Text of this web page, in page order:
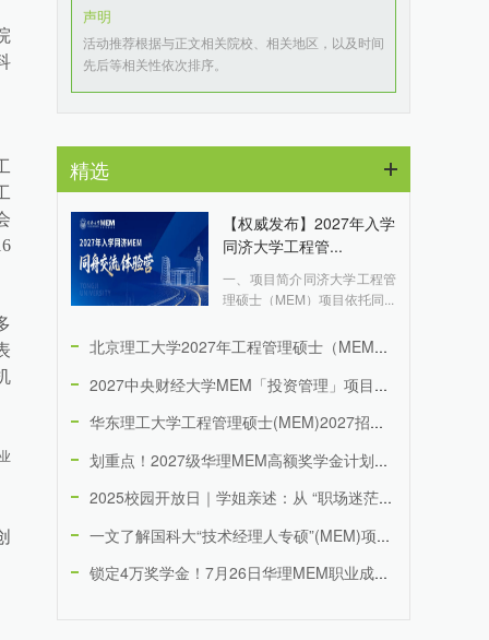
声明
活动推荐根据与正文相关院校、相关地区，以及时间
先后等相关性依次排序。
精选
【权威发布】2027年入学
同济大学工程管...
一、项目简介同济大学工程管
理硕士（MEM）项目依托同...
北京理工大学2027年工程管理硕士（MEM）招生说明（专业代...
2027中央财经大学MEM「投资管理」项目介绍
华东理工大学工程管理硕士(MEM)2027招生宣传册
划重点！2027级华理MEM高额奖学金计划，重磅奖励，多重叠...
2025校园开放日｜学姐亲述：从 “职场迷茫”到 “思维清晰...
一文了解国科大“技术经理人专硕”(MEM)项目及2026年招...
锁定4万奖学金！7月26日华理MEM职业成长营线上场次，20...